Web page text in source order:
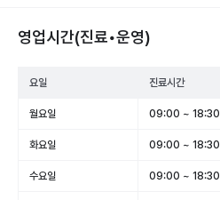
영업시간(진료•운영)
요일 진료시간
월요일 09:00 ~ 18:30
화요일 09:00 ~ 18:30
수요일 09:00 ~ 18:30